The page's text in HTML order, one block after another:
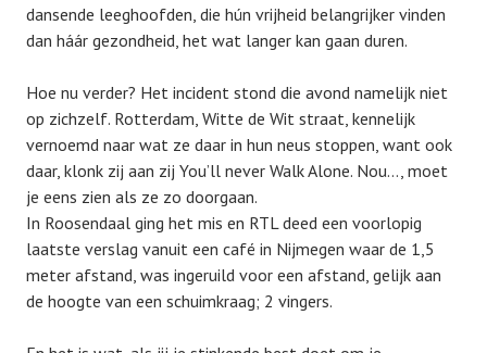
dansende leeghoofden, die hún vrijheid belangrijker vinden
dan háár gezondheid, het wat langer kan gaan duren.
Hoe nu verder? Het incident stond die avond namelijk niet
op zichzelf. Rotterdam, Witte de Wit straat, kennelijk
vernoemd naar wat ze daar in hun neus stoppen, want ook
daar, klonk zij aan zij You’ll never Walk Alone. Nou…, moet
je eens zien als ze zo doorgaan.
In Roosendaal ging het mis en RTL deed een voorlopig
laatste verslag vanuit een café in Nijmegen waar de 1,5
meter afstand, was ingeruild voor een afstand, gelijk aan
de hoogte van een schuimkraag; 2 vingers.